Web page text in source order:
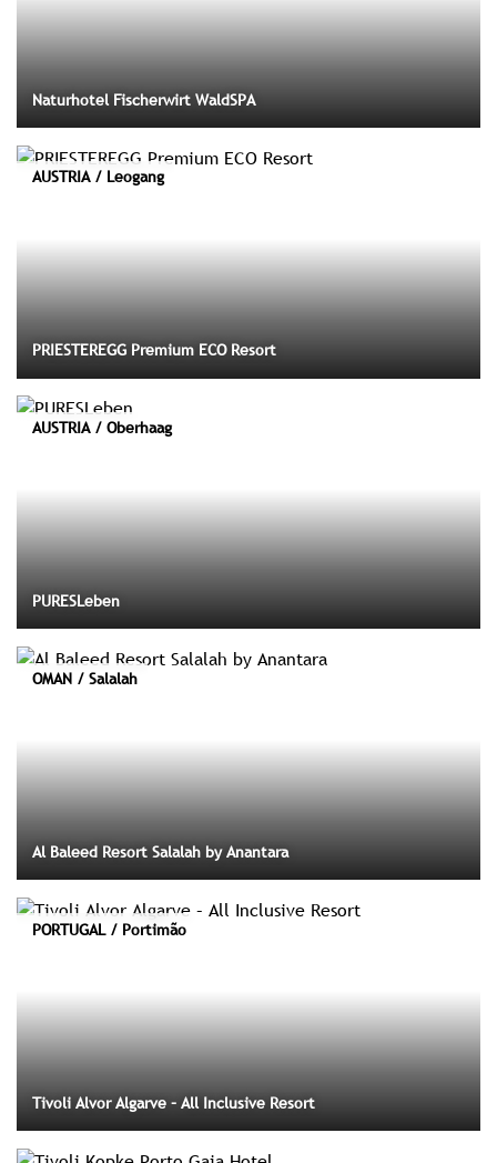
Naturhotel Fischerwirt WaldSPA
AUSTRIA / Leogang
PRIESTEREGG Premium ECO Resort
AUSTRIA / Oberhaag
PURESLeben
OMAN / Salalah
Al Baleed Resort Salalah by Anantara
PORTUGAL / Portimão
Tivoli Alvor Algarve – All Inclusive Resort